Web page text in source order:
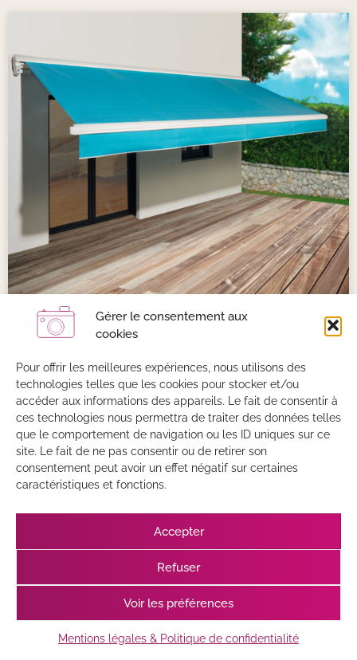
Gérer le consentement aux
cookies
Pour offrir les meilleures expériences, nous utilisons des
technologies telles que les cookies pour stocker et/ou
accéder aux informations des appareils. Le fait de consentir à
ces technologies nous permettra de traiter des données telles
que le comportement de navigation ou les ID uniques sur ce
site. Le fait de ne pas consentir ou de retirer son
consentement peut avoir un effet négatif sur certaines
caractéristiques et fonctions.
Accepter
Refuser
Voir les préférences
Mentions légales & Politique de confidentialité
J’AIME MON ARTISAN
travaux d’habitat.